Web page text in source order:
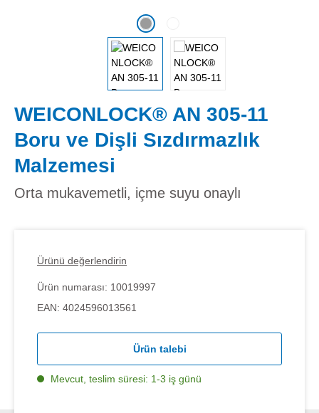
WEICONLOCK® AN 305-11
Boru ve Dişli Sızdırmazlık
Malzemesi
Orta mukavemetli, içme suyu onaylı
Ürünü değerlendirin
Ürün numarası: 10019997
EAN: 4024596013561
Ürün talebi
Mevcut, teslim süresi: 1-3 iş günü